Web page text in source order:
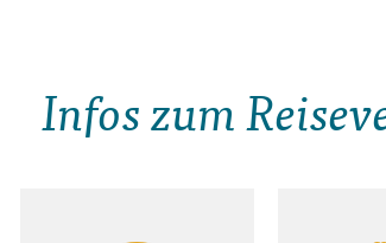
Get close to local
Infos zum